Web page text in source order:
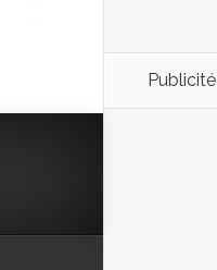
Publicité